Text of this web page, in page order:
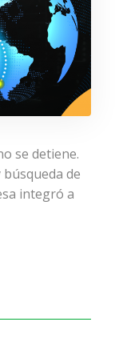
se detiene.
de
integró a